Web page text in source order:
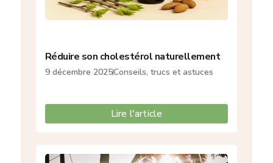
Réduire son cholestérol naturellement
9 décembre 2025Conseils, trucs et astuces
Lire l'article